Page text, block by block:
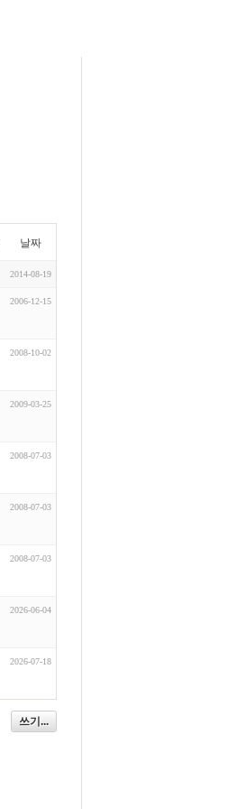
날짜
2014-08-19
2006-12-15
2008-10-02
2009-03-25
2008-07-03
2008-07-03
2008-07-03
2026-06-04
2026-07-18
쓰기...